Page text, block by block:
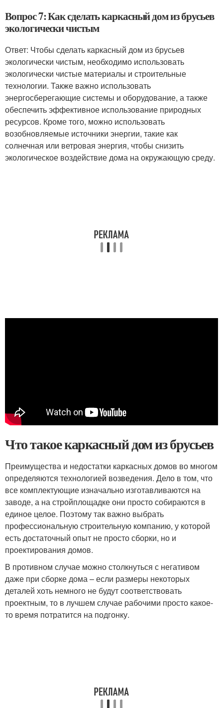
Вопрос 7: Как сделать каркасный дом из брусьев
экологически чистым
Ответ: Чтобы сделать каркасный дом из брусьев
экологически чистым, необходимо использовать
экологически чистые материалы и строительные
технологии. Также важно использовать
энергосберегающие системы и оборудование, а также
обеспечить эффективное использование природных
ресурсов. Кроме того, можно использовать
возобновляемые источники энергии, такие как
солнечная или ветровая энергия, чтобы снизить
экологическое воздействие дома на окружающую среду.
Что такое каркасный дом из брусьев
Преимущества и недостатки каркасных домов во многом
определяются технологией возведения. Дело в том, что
все комплектующие изначально изготавливаются на
заводе, а на стройплощадке они просто собираются в
единое целое. Поэтому так важно выбрать
профессиональную строительную компанию, у которой
есть достаточный опыт не просто сборки, но и
проектирования домов.
В противном случае можно столкнуться с негативом
даже при сборке дома – если размеры некоторых
деталей хоть немного не будут соответствовать
проектным, то в лучшем случае рабочими просто какое-
то время потратится на подгонку.